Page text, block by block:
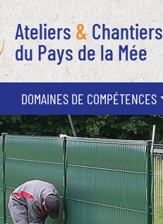
Ateliers&Chantiers
du Pays de la Mée
DOMAINES DE COMPÉTENCES